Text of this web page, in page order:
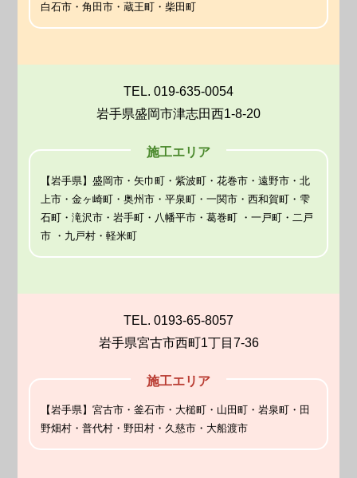
白石市・角田市・蔵王町・柴田町
TEL. 019-635-0054
岩手県盛岡市津志田西1-8-20
施工エリア
【岩手県】盛岡市・矢巾町・紫波町・花巻市・遠野市・北
上市・金ヶ崎町・奥州市・平泉町・一関市・西和賀町・雫
石町・滝沢市・岩手町・八幡平市・葛巻町 ・一戸町・二戸
市 ・九戸村・軽米町
TEL. 0193-65-8057
岩手県宮古市西町1丁目7-36
施工エリア
【岩手県】宮古市・釜石市・大槌町・山田町・岩泉町・田
野畑村・普代村・野田村・久慈市・大船渡市